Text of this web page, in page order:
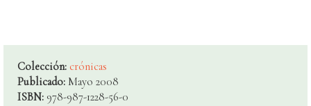
Colección: crónicas
Publicado: Mayo 2008
ISBN: 978-987-1228-56-0